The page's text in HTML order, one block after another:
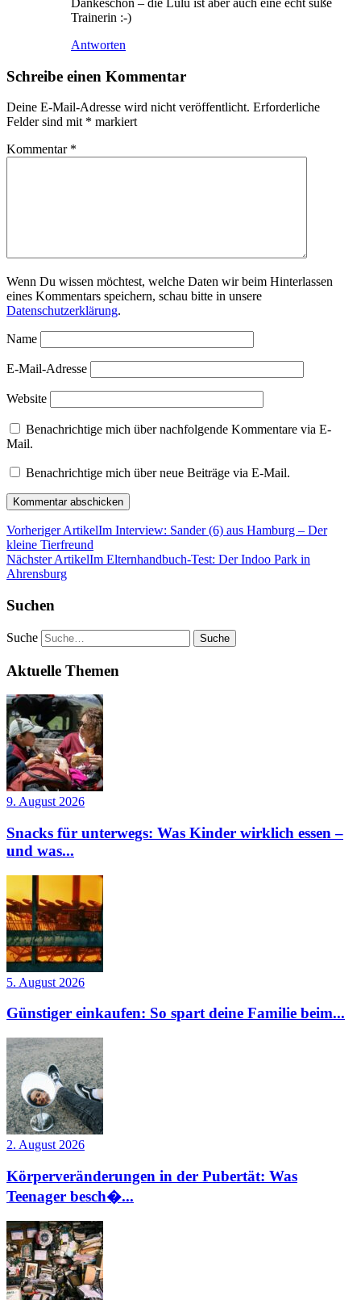
Dankeschön – die Lulu ist aber auch eine echt süße
Trainerin :-)
Antworten
Schreibe einen Kommentar
Deine E-Mail-Adresse wird nicht veröffentlicht. Erforderliche
Felder sind mit * markiert
Kommentar *
Wenn Du wissen möchtest, welche Daten wir beim Hinterlassen
eines Kommentars speichern, schau bitte in unsere
Datenschutzerklärung.
Name
E-Mail-Adresse
Website
Benachrichtige mich über nachfolgende Kommentare via E-
Mail.
Benachrichtige mich über neue Beiträge via E-Mail.
Vorheriger ArtikelIm Interview: Sander (6) aus Hamburg – Der
kleine Tierfreund
Nächster ArtikelIm Elternhandbuch-Test: Der Indoo Park in
Ahrensburg
Suchen
Suche
Aktuelle Themen
9. August 2026
Snacks für unterwegs: Was Kinder wirklich essen –
und was...
5. August 2026
Günstiger einkaufen: So spart deine Familie beim...
2. August 2026
Körperveränderungen in der Pubertät: Was
Teenager besch�...